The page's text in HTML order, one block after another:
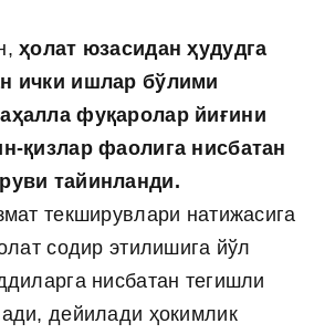
ҳолат юзасидан ҳудудга
ички ишлар бўлими
фуқаролар йиғини
қизлар фаолига нисбатан
тайинланди.
текширувлари натижасига
содир этилишига йўл
нисбатан тегишли
дейилади ҳокимлик